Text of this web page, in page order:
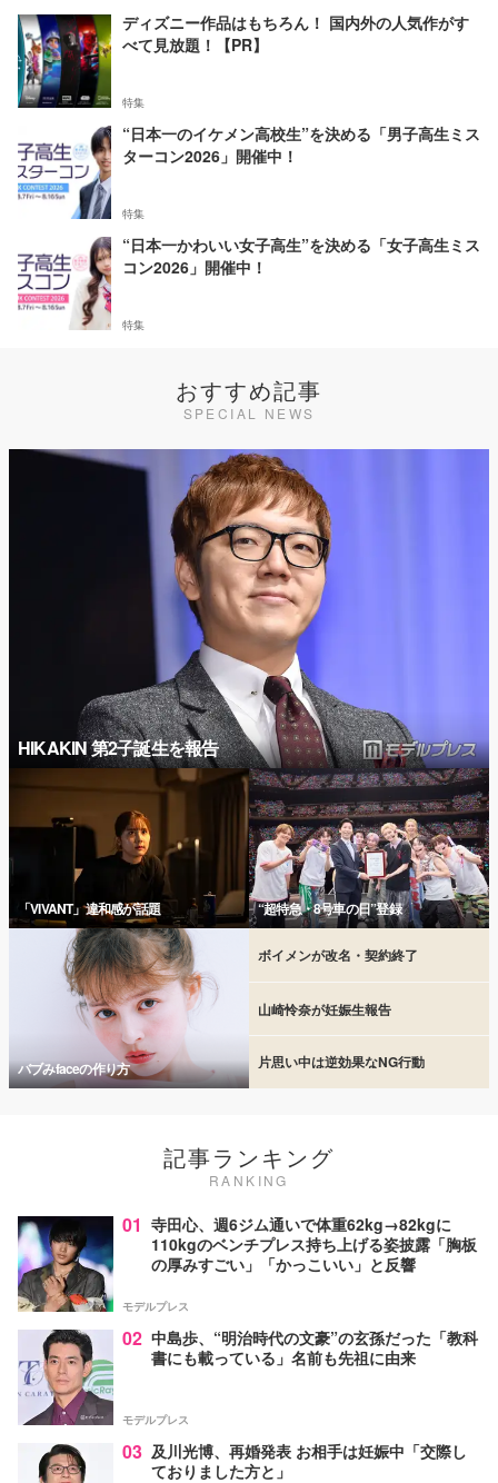
ディズニー作品はもちろん！ 国内外の人気作がす
べて見放題！【PR】
特集
“日本一のイケメン高校生”を決める「男子高生ミス
ターコン2026」開催中！
特集
“日本一かわいい女子高生”を決める「女子高生ミス
コン2026」開催中！
特集
おすすめ記事
SPECIAL NEWS
HIKAKIN 第2子誕生を報告
「VIVANT」違和感が話題 “超特急・8号車の日”登録
バブみfaceの作り方
ボイメンが改名・契約終了
山崎怜奈が妊娠生報告
片思い中は逆効果なNG行動
記事ランキング
RANKING
01 寺田心、週6ジム通いで体重62kg→82kgに
110kgのベンチプレス持ち上げる姿披露「胸板
の厚みすごい」「かっこいい」と反響
モデルプレス
02 中島歩、“明治時代の文豪”の玄孫だった「教科
書にも載っている」名前も先祖に由来
モデルプレス
03 及川光博、再婚発表 お相手は妊娠中「交際し
ておりました方と」